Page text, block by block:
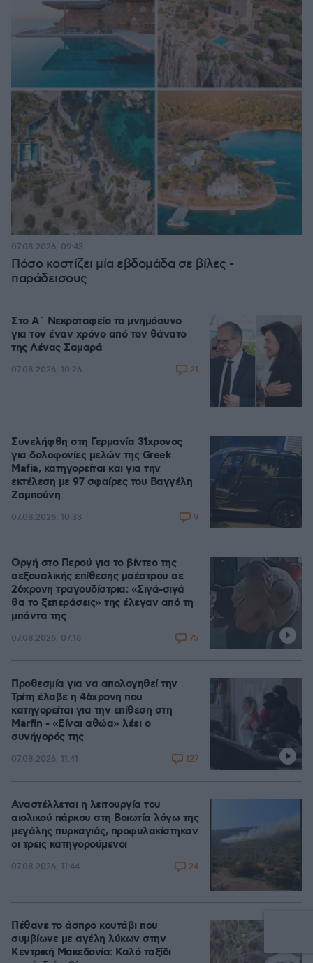
Πόσο κοστίζει μία εβδομάδα σε βίλες -
παράδεισους
07.08.2026, 09:43
Στο Α΄ Νεκροταφείο το μνημόσυνο
για τον έναν χρόνο από τον θάνατο
της Λένας Σαμαρά
07.08.2026, 10:26 21
Συνελήφθη στη Γερμανία 31χρονος
για δολοφονίες μελών της Greek
Mafia, κατηγορείται και για την
εκτέλεση με 97 σφαίρες του Βαγγέλη
Ζαμπούνη
07.08.2026, 10:33 9
Οργή στο Περού για το βίντεο της
σεξουαλικής επίθεσης μαέστρου σε
26χρονη τραγουδίστρια: «Σιγά-σιγά
θα το ξεπεράσεις» της έλεγαν από τη
μπάντα της
07.08.2026, 07:16 75
Προθεσμία για να απολογηθεί την
Τρίτη έλαβε η 46χρονη που
κατηγορείται για την επίθεση στη
Marfin - «Είναι αθώα» λέει ο
συνήγορός της
07.08.2026, 11:41 127
Αναστέλλεται η λειτουργία του
αιολικού πάρκου στη Βοιωτία λόγω της
μεγάλης πυρκαγιάς, προφυλακίστηκαν
οι τρεις κατηγορούμενοι
07.08.2026, 11:44 24
Πέθανε το άσπρο κουτάβι που
συμβίωνε με αγέλη λύκων στην
Κεντρική Μακεδονία: Καλό ταξίδι